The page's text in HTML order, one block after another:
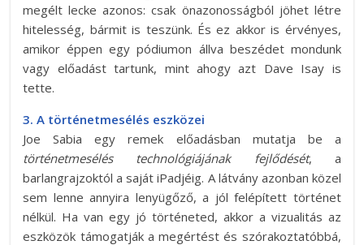
megélt lecke azonos: csak önazonosságból jöhet létre
hitelesség, bármit is teszünk. És ez akkor is érvényes,
amikor éppen egy pódiumon állva beszédet mondunk
vagy előadást tartunk, mint ahogy azt Dave Isay is
tette.
3. A történetmesélés eszközei
Joe Sabia egy remek előadásban mutatja be a
történetmesélés technológiájának fejlődését, a
barlangrajzoktól a saját iPadjéig. A látvány azonban közel
sem lenne annyira lenyügőző, a jól felépített történet
nélkül. Ha van egy jó történeted, akkor a vizualitás az
eszközök támogatják a megértést és szórakoztatóbbá,